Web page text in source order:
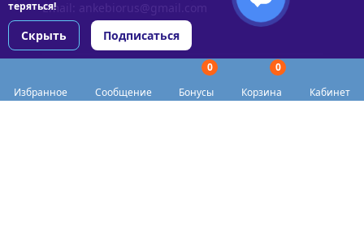
Избранное Сообщение
0
Бонусы
0
Корзина
Кабинет
Email: ankebiorus@gmail.com
теряться!
Скрыть Подписаться